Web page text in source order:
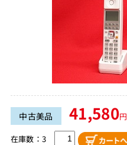
中古美品 41,580円
在庫数：3